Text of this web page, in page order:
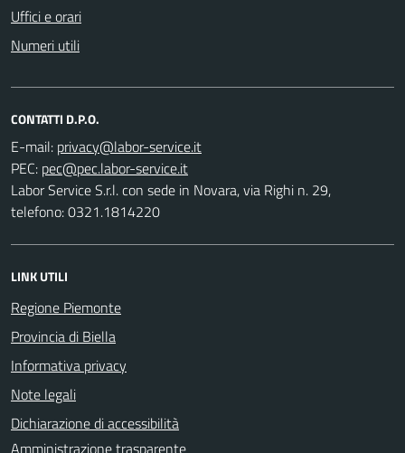
Uffici e orari
Numeri utili
CONTATTI D.P.O.
E-mail:
PEC:
Labor Service S.r.l. con sede in Novara, via Righi n. 29,
telefono: 0321.1814220
LINK UTILI
Regione Piemonte
Provincia di Biella
Informativa privacy
Note legali
Dichiarazione di accessibilità
Amministrazione trasparente